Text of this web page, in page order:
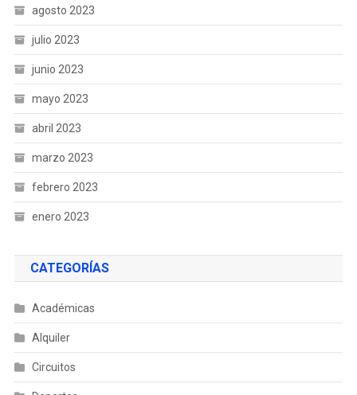
agosto 2023
julio 2023
junio 2023
mayo 2023
abril 2023
marzo 2023
febrero 2023
enero 2023
CATEGORÍAS
Académicas
Alquiler
Circuitos